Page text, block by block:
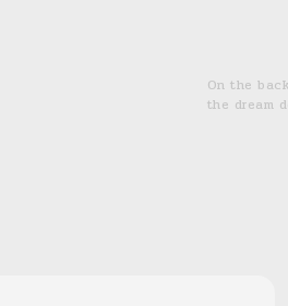
前往諮詢單
On the
the dream